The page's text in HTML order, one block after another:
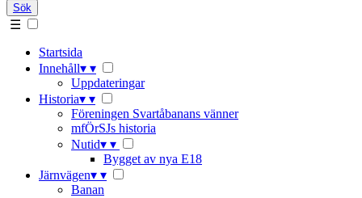
Sök
☰
Startsida
Innehåll▾ ▾
Uppdateringar
Historia▾ ▾
Föreningen Svartåbanans vänner
mfÖrSJs historia
Nutid▾ ▾
Bygget av nya E18
Järnvägen▾ ▾
Banan